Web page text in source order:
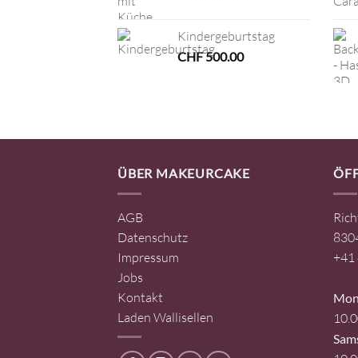
Kindergeburtstag
CHF500.00
ÜBER MAKEURCAKE
AGB
Datenschutz
Impressum
Jobs
Kontakt
Laden Wallisellen
+41